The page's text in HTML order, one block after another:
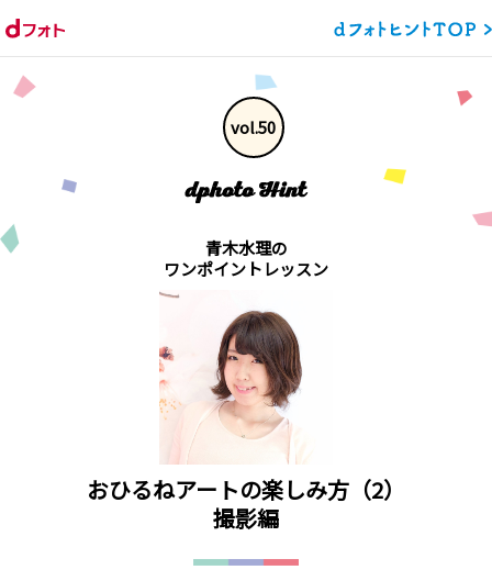
vol.50
青木水理の
ワンポイントレッスン
おひるねアートの楽しみ方（2）
撮影編